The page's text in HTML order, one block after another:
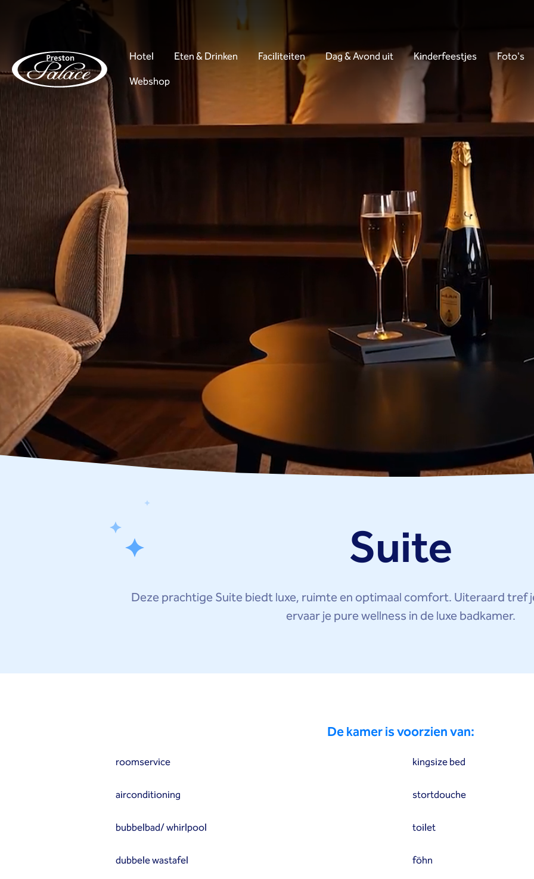
Hotel Eten & Drinken Faciliteiten Dag & Avond uit Kinderfeestjes
Foto's
Webshop
Suite
Deze prachtige Suite biedt luxe, ruimte en optimaal comfort. Uiteraard tref
ervaar je pure wellness in de luxe badkamer.
De kamer is voorzien van:
roomservice kingsize bed
airconditioning stortdouche
bubbelbad/ whirlpool toilet
dubbele wastafel föhn